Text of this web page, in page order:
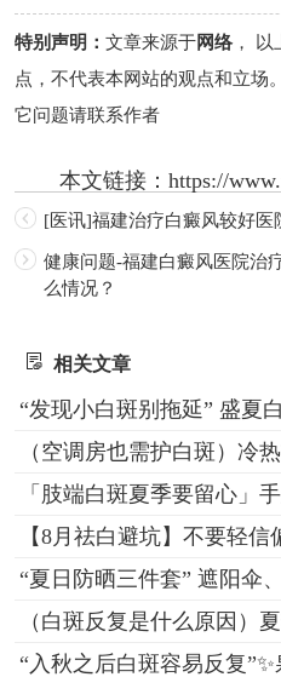
特别声明： 文章来源于网络， 以
点，不代表本网站的观点和立场
它问题请联系作者
本文链接：https://
[医讯]福建治疗白癜风较好医
健康问题-福建白癜风医院治
么情况？
相关文章
“发现小白斑别拖延” 盛夏
（空调房也需护白斑）冷
「肢端白斑夏季要留心」
【8月祛白避坑】不要轻
“夏日防晒三件套” 遮阳伞
（白斑反复是什么原因）
“入秋之后白斑容易反复